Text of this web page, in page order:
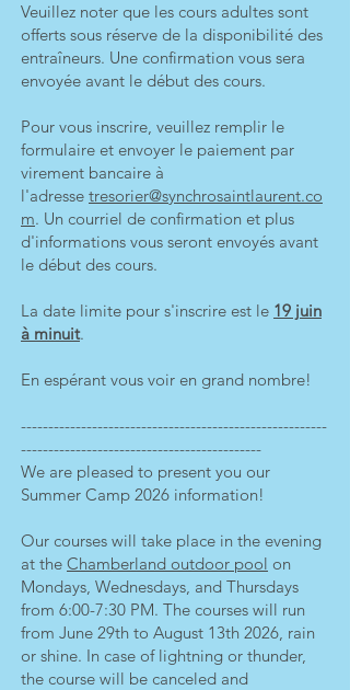
Veuillez noter que les cours adultes sont
offerts sous réserve de la disponibilité des
entraîneurs. Une confirmation vous sera
envoyée avant le début des cours.
Pour vous inscrire, veuillez remplir le
formulaire et envoyer le paiement par
virement bancaire à
l'adresse tresorier@synchrosaintlaurent.co
m. Un courriel de confirmation et plus
d'informations vous seront envoyés avant
le début des cours.
La date limite pour s'inscrire est le 19 juin
à minuit.
En espérant vous voir en grand nombre!
--------------------------------------------------------
--------------------------------------------
We are pleased to present you our
Summer Camp 2026 information!
Our courses will take place in the evening
at the Chamberland outdoor pool on
Mondays, Wednesdays, and Thursdays
from 6:00-7:30 PM. The courses will run
from June 29th to August 13th 2026, rain
or shine. In case of lightning or thunder,
the course will be canceled and